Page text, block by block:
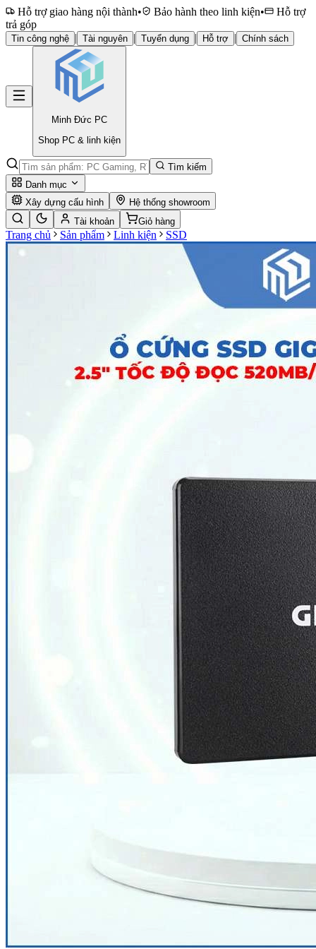
Hỗ trợ giao hàng nội thành• Bảo hành theo linh kiện•
Hỗ trợ
trả góp
Tin công nghệ | Tài nguyên | Tuyển dụng | Hỗ trợ | Chính sách
Minh Đức PC
Shop PC & linh kiện
Tìm kiếm
Danh mục
Xây dựng cấu hình
Hệ thống showroom
Tài khoản
Giỏ hàng
Trang chủ Sản phẩm Linh kiện SSD